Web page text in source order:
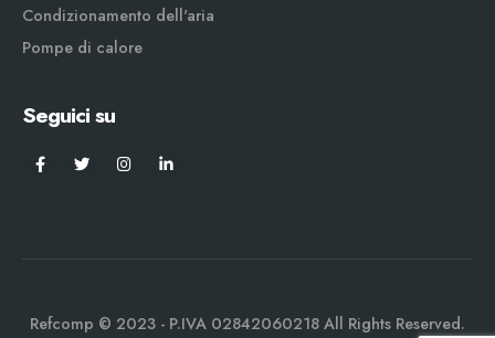
Condizionamento dell'aria
Pompe di calore
Seguici su
Refcomp © 2023 - P.IVA 02842060218 All Rights Reserved.